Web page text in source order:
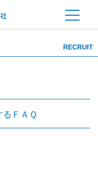
RECRUIT
ＦＡＱ